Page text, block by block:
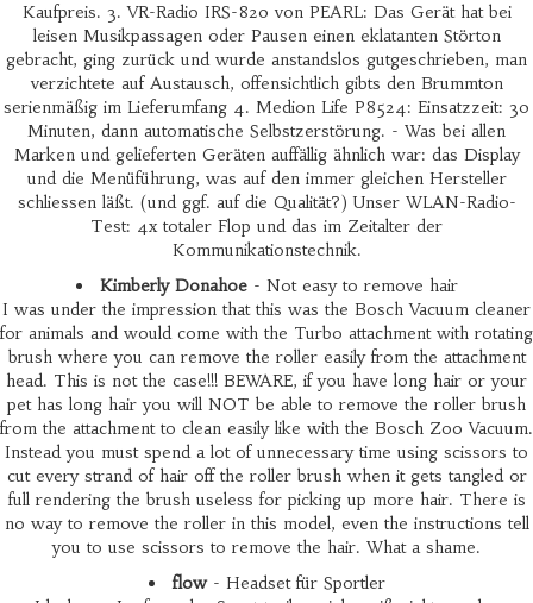
Kaufpreis. 3. VR-Radio IRS-820 von PEARL: Das Gerät hat bei
leisen Musikpassagen oder Pausen einen eklatanten Störton
gebracht, ging zurück und wurde anstandslos gutgeschrieben, man
verzichtete auf Austausch, offensichtlich gibts den Brummton
serienmäßig im Lieferumfang 4. Medion Life P8524: Einsatzzeit: 30
Minuten, dann automatische Selbstzerstörung. - Was bei allen
Marken und gelieferten Geräten auffällig ähnlich war: das Display
und die Menüführung, was auf den immer gleichen Hersteller
schliessen läßt. (und ggf. auf die Qualität?) Unser WLAN-Radio-
Test: 4x totaler Flop und das im Zeitalter der
Kommunikationstechnik.
Kimberly Donahoe- Not easy to remove hair
I was under the impression that this was the Bosch Vacuum cleaner
for animals and would come with the Turbo attachment with rotating
brush where you can remove the roller easily from the attachment
head. This is not the case!!! BEWARE, if you have long hair or your
pet has long hair you will NOT be able to remove the roller brush
from the attachment to clean easily like with the Bosch Zoo Vacuum.
Instead you must spend a lot of unnecessary time using scissors to
cut every strand of hair off the roller brush when it gets tangled or
full rendering the brush useless for picking up more hair. There is
no way to remove the roller in this model, even the instructions tell
you to use scissors to remove the hair. What a shame.
flow- Headset für Sportler